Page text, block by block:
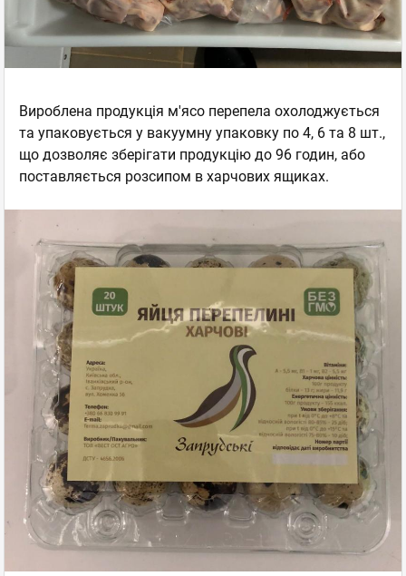
Вироблена продукція м'ясо перепела охолоджується
та упаковується у вакуумну упаковку по 4, 6 та 8 шт.,
що дозволяє зберігати продукцію до 96 годин, або
поставляється розсипом в харчових ящиках.